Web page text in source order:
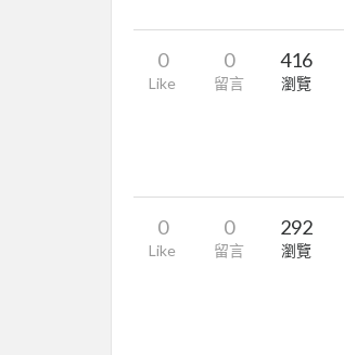
0
Like
0
留言
416
瀏覽
0
Like
0
留言
292
瀏覽